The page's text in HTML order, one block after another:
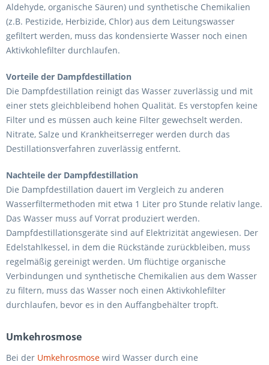
Aldehyde, organische Säuren) und synthetische Chemikalien
(z.B. Pestizide, Herbizide, Chlor) aus dem Leitungswasser
gefiltert werden, muss das kondensierte Wasser noch einen
Aktivkohlefilter durchlaufen.
Vorteile der Dampfdestillation
Die Dampfdestillation reinigt das Wasser zuverlässig und mit
einer stets gleichbleibend hohen Qualität. Es verstopfen keine
Filter und es müssen auch keine Filter gewechselt werden.
Nitrate, Salze und Krankheitserreger werden durch das
Destillationsverfahren zuverlässig entfernt.
Nachteile der Dampfdestillation
Die Dampfdestillation dauert im Vergleich zu anderen
Wasserfiltermethoden mit etwa 1 Liter pro Stunde relativ lange.
Das Wasser muss auf Vorrat produziert werden.
Dampfdestillationsgeräte sind auf Elektrizität angewiesen. Der
Edelstahlkessel, in dem die Rückstände zurückbleiben, muss
regelmäßig gereinigt werden. Um flüchtige organische
Verbindungen und synthetische Chemikalien aus dem Wasser
zu filtern, muss das Wasser noch einen Aktivkohlefilter
durchlaufen, bevor es in den Auffangbehälter tropft.
Umkehrosmose
Bei der Umkehrosmose wird Wasser durch eine